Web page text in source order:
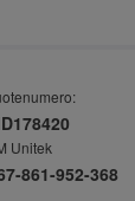
Unitek
861-952-368